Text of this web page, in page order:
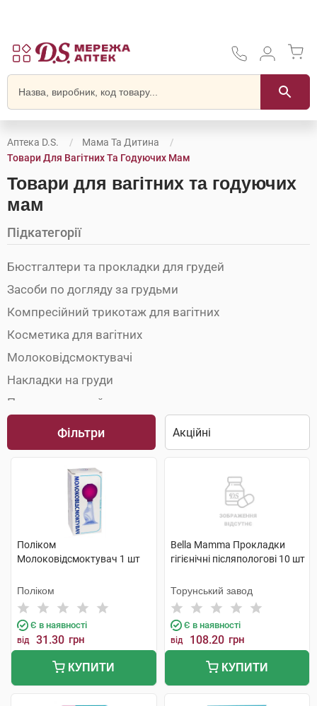
Аптека D.S.
Мама Та Дитина
Товари Для Вагітних Та Годуючих Мам
Товари для вагітних та годуючих
мам
Підкатегорії
Бюстгалтери та прокладки для грудей
Засоби по догляду за грудьми
Компресійний трикотаж для вагітних
Косметика для вагітних
Молоковідсмоктувачі
Накладки на груди
Пакети та контейнери для молока
Пояси до- і післяпологові
Фільтри
Поліком
Молоковідсмоктувач 1 шт
Поліком
Є в наявності
від 31.30 грн
КУПИТИ
Bella Мamma Прокладки
гiгiєнiчнi післяпологові 10 шт
Торунський завод
Є в наявності
від 108.20 грн
КУПИТИ